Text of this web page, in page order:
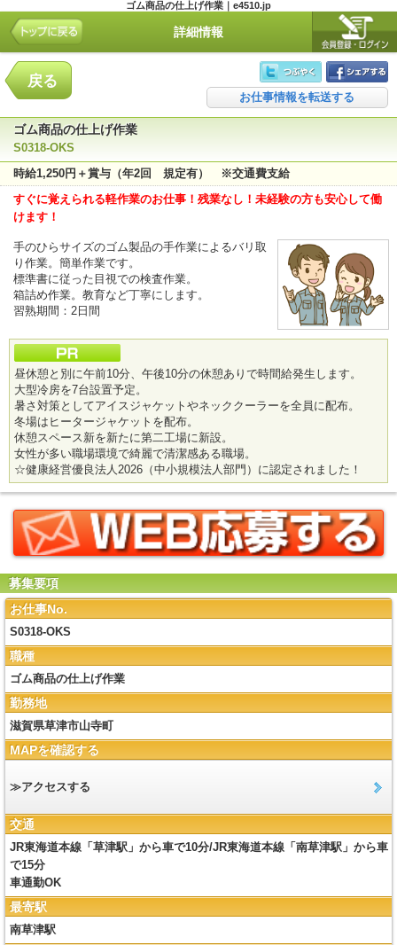
ゴム商品の仕上げ作業｜e4510.jp
詳細情報
戻る
お仕事情報を転送する
ゴム商品の仕上げ作業
S0318-OKS
時給1,250円＋賞与（年2回 規定有） ※交通費支給
すぐに覚えられる軽作業のお仕事！残業なし！未経験の方も安心して働
けます！
手のひらサイズのゴム製品の手作業によるバリ取
り作業。簡単作業です。
標準書に従った目視での検査作業。
箱詰め作業。教育など丁寧にします。
習熟期間：2日間
昼休憩と別に午前10分、午後10分の休憩ありで時間給発生します。
大型冷房を7台設置予定。
暑さ対策としてアイスジャケットやネッククーラーを全員に配布。
冬場はヒータージャケットを配布。
休憩スペース新を新たに第二工場に新設。
女性が多い職場環境で綺麗で清潔感ある職場。
☆健康経営優良法人2026（中小規模法人部門）に認定されました！
募集要項
お仕事No.
S0318-OKS
職種
ゴム商品の仕上げ作業
勤務地
滋賀県草津市山寺町
MAPを確認する
≫アクセスする
交通
JR東海道本線「草津駅」から車で10分/JR東海道本線「南草津駅」から車
で15分
車通勤OK
最寄駅
南草津駅